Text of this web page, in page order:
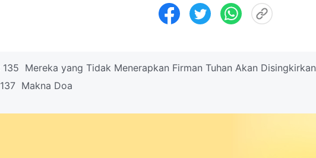
135 Mereka yang Tidak Menerapkan Firman Tuhan Akan Disingkirkan
137 Makna Doa